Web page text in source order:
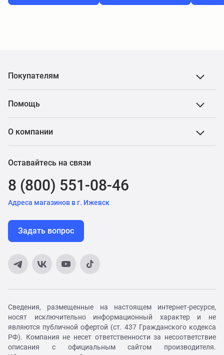
Покупателям
Помощь
О компании
Оставайтесь на связи
8 (800) 551-08-46
Адреса магазинов в г. Ижевск
Задать вопрос
Сведения, размещенные на настоящем интернет-ресурсе,
носят исключительно информационный характер и не
являются публичной офертой (ст. 437 Гражданского кодекса
РФ). Компания не несет ответственности за несоответствие
описания с официальным сайтом производителя.